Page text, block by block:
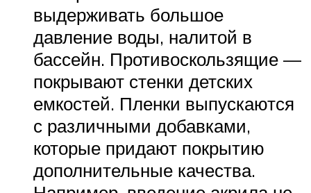
выдерживать большое
давление воды, налитой в
бассейн. Противоскользящие —
покрывают стенки детских
емкостей. Пленки выпускаются
с различными добавками,
которые придают покрытию
дополнительные качества.